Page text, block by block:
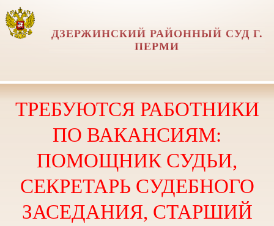
ДЗЕРЖИНСКИЙ РАЙОННЫЙ СУД Г.
ПЕРМИ
ТРЕБУЮТСЯ РАБОТНИКИ
ПО ВАКАНСИЯМ:
ПОМОЩНИК СУДЬИ,
СЕКРЕТАРЬ СУДЕБНОГО
ЗАСЕДАНИЯ, СТАРШИЙ